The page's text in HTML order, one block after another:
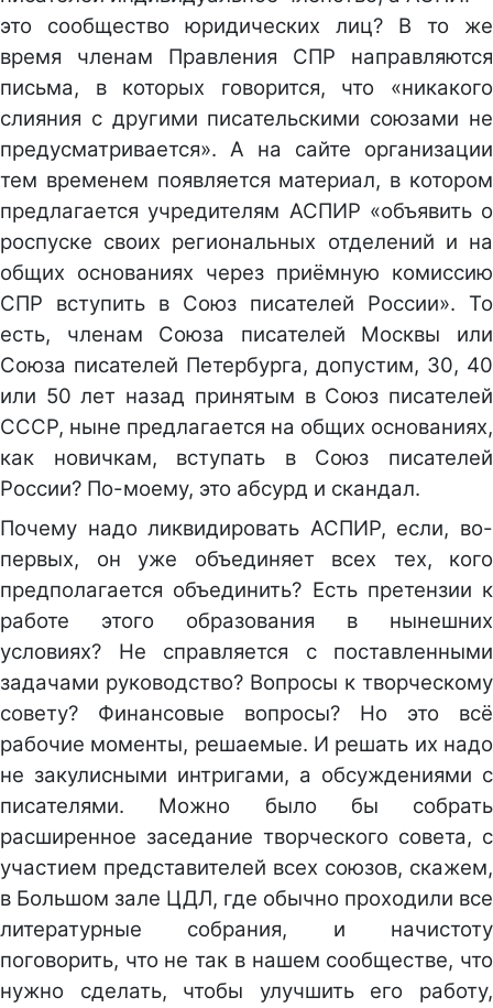
это сообщество юридических лиц? В то же
время членам Правления СПР направляются
письма, в которых говорится, что «никакого
слияния с другими писательскими союзами не
предусматривается». А на сайте организации
тем временем появляется материал, в котором
предлагается учредителям АСПИР «объявить о
роспуске своих региональных отделений и на
общих основаниях через приёмную комиссию
СПР вступить в Союз писателей России». То
есть, членам Союза писателей Москвы или
Союза писателей Петербурга, допустим, 30, 40
или 50 лет назад принятым в Союз писателей
СССР, ныне предлагается на общих основаниях,
как новичкам, вступать в Союз писателей
России? По-моему, это абсурд и скандал.
Почему надо ликвидировать АСПИР, если, во-
первых, он уже объединяет всех тех, кого
предполагается объединить? Есть претензии к
работе этого образования в нынешних
условиях? Не справляется с поставленными
задачами руководство? Вопросы к творческому
совету? Финансовые вопросы? Но это всё
рабочие моменты, решаемые. И решать их надо
не закулисными интригами, а обсуждениями с
писателями. Можно было бы собрать
расширенное заседание творческого совета, с
участием представителей всех союзов, скажем,
в Большом зале ЦДЛ, где обычно проходили все
литературные собрания, и начистоту
поговорить, что не так в нашем сообществе, что
нужно сделать, чтобы улучшить его работу,